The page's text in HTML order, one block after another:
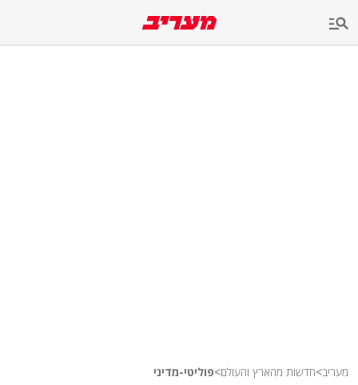
מעריב>חדשות מהארץ והעולם>פוליטי-מדיני